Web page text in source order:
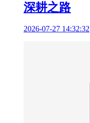
深耕之路
2026-07-27 14:32:32